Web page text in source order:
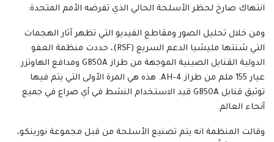
انتهاك صارخ لحظر الأسلحة الحالي الذي تفرضه الأمم المتحدة:
ومن خلال تحليل الصور ومقاطع الفيديو التي تظهر آثار الهجمات
التي شنتها مليشيا الدعم السريع (RSF)، حددت منظمة العفو
الدولية القنابل الصينية الموجهة من طراز GB50A ومدافع الهاوتزر
عيار 155 ملم من طراز AH-4. هذه هي المرة الأولى التي يتم فيها
توثيق قنابل GB50A قيد الاستخدام النشط في أي صراع في جميع
أنحاء العالم.
وقالت المنظمة انه يتم تصنيع الأسلحة من قبل مجموعة نورينكو،